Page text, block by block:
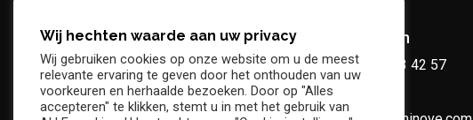
Adres
Denderstraat, z/n
9402 Ninove
Telefoon
+32 54 33 42 57
Wij hechten waarde aan uw privacy
Wij gebruiken cookies op onze website om u de meest
relevante ervaring te geven door het onthouden van uw
voorkeuren en herhaalde bezoeken. Door op "Alles
accepteren" te klikken, stemt u in met het gebruik van